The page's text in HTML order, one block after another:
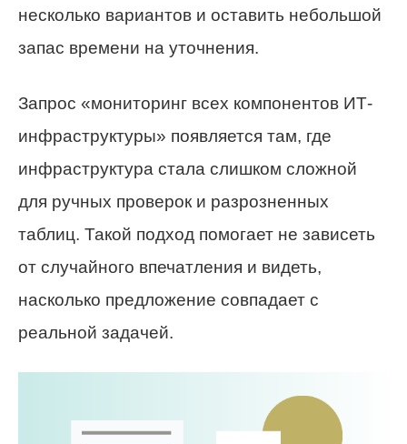
несколько вариантов и оставить небольшой
запас времени на уточнения.
Запрос «мониторинг всех компонентов ИТ-
инфраструктуры» появляется там, где
инфраструктура стала слишком сложной
для ручных проверок и разрозненных
таблиц. Такой подход помогает не зависеть
от случайного впечатления и видеть,
насколько предложение совпадает с
реальной задачей.